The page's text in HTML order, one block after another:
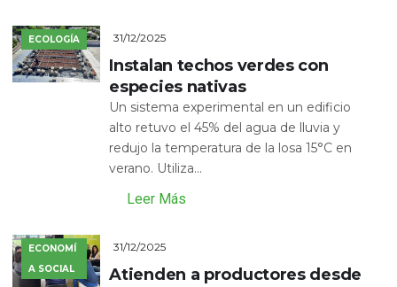
ECOLOGÍA 31/12/2025
Instalan techos verdes con
especies nativas
Un sistema experimental en un edificio
alto retuvo el 45% del agua de lluvia y
redujo la temperatura de la losa 15°C en
verano. Utiliza...
Leer Más
ECONOMÍ
A SOCIAL
31/12/2025
Atienden a productores desde